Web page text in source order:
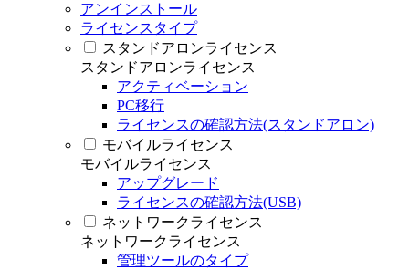
アンインストール
ライセンスタイプ
スタンドアロンライセンス
スタンドアロンライセンス
アクティベーション
PC移行
ライセンスの確認方法(スタンドアロン)
モバイルライセンス
モバイルライセンス
アップグレード
ライセンスの確認方法(USB)
ネットワークライセンス
ネットワークライセンス
管理ツールのタイプ